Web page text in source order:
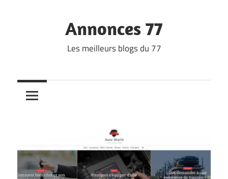
Annonces 77
Les meilleurs blogs du 77